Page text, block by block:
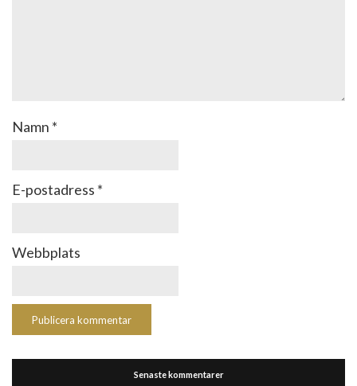
Namn *
E-postadress *
Webbplats
Senaste kommentarer